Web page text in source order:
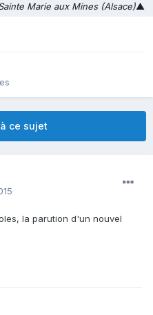
Marie aux Mines (Alsace)▲
ce sujet
la parution d'un nouvel